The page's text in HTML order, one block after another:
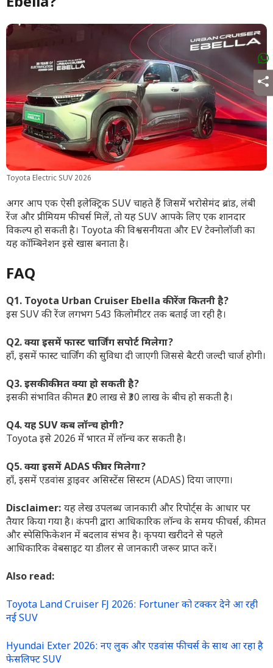
Toyota Electric SUV 2026
अगर आप एक ऐसी इलेक्ट्रिक SUV चाहते हैं जिसमें भरोसेमंद ब्रांड, लंबी
रेंज और प्रीमियम फीचर्स मिलें, तो यह SUV आपके लिए एक शानदार
विकल्प हो सकती है। Toyota की विश्वसनीयता और EV टेक्नोलॉजी का
यह कॉम्बिनेशन इसे खास बनाता है।
FAQ
Q1. Toyota Urban Cruiser Ebella की रेंज कितनी है?
इस SUV की रेंज लगभग 543 किलोमीटर तक बताई जा रही है।
Q2. क्या इसमें फास्ट चार्जिंग सपोर्ट मिलेगा?
हाँ, इसमें फास्ट चार्जिंग की सुविधा दी जाएगी जिससे बैटरी जल्दी चार्ज होगी।
Q3. इसकी कीमत क्या हो सकती है?
इसकी संभावित कीमत ₹20 लाख से ₹30 लाख के बीच हो सकती है।
Q4. यह SUV कब लॉन्च होगी?
Toyota इसे 2026 में भारत में लॉन्च कर सकती है।
Q5. क्या इसमें ADAS फीचर मिलेगा?
हाँ, इसमें एडवांस ड्राइवर असिस्टेंस सिस्टम (ADAS) दिया जाएगा।
Disclaimer: यह लेख उपलब्ध जानकारी और रिपोर्ट्स के आधार पर
तैयार किया गया है। कंपनी द्वारा आधिकारिक लॉन्च के समय फीचर्स, कीमत
और स्पेसिफिकेशन में बदलाव संभव है। कृपया खरीदने से पहले
आधिकारिक वेबसाइट या डीलर से जानकारी जरूर प्राप्त करें।
Also read:
Toyota Land Cruiser FJ 2026: Fortuner को टक्कर देने आ रही
नई SUV
Hyundai Exter 2026: नए लुक और एडवांस फीचर्स के साथ आ रहा है
फेसलिफ्ट SUV